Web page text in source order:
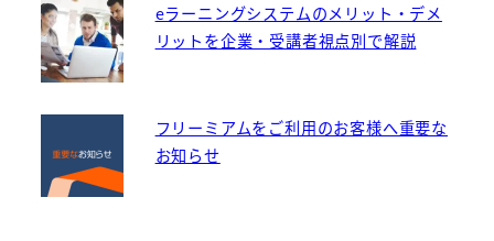
eラーニングシステムのメリット・デメ
リットを企業・受講者視点別で解説
フリーミアムをご利用のお客様へ重要な
お知らせ